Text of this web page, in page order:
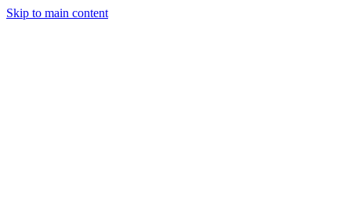
Skip to main content